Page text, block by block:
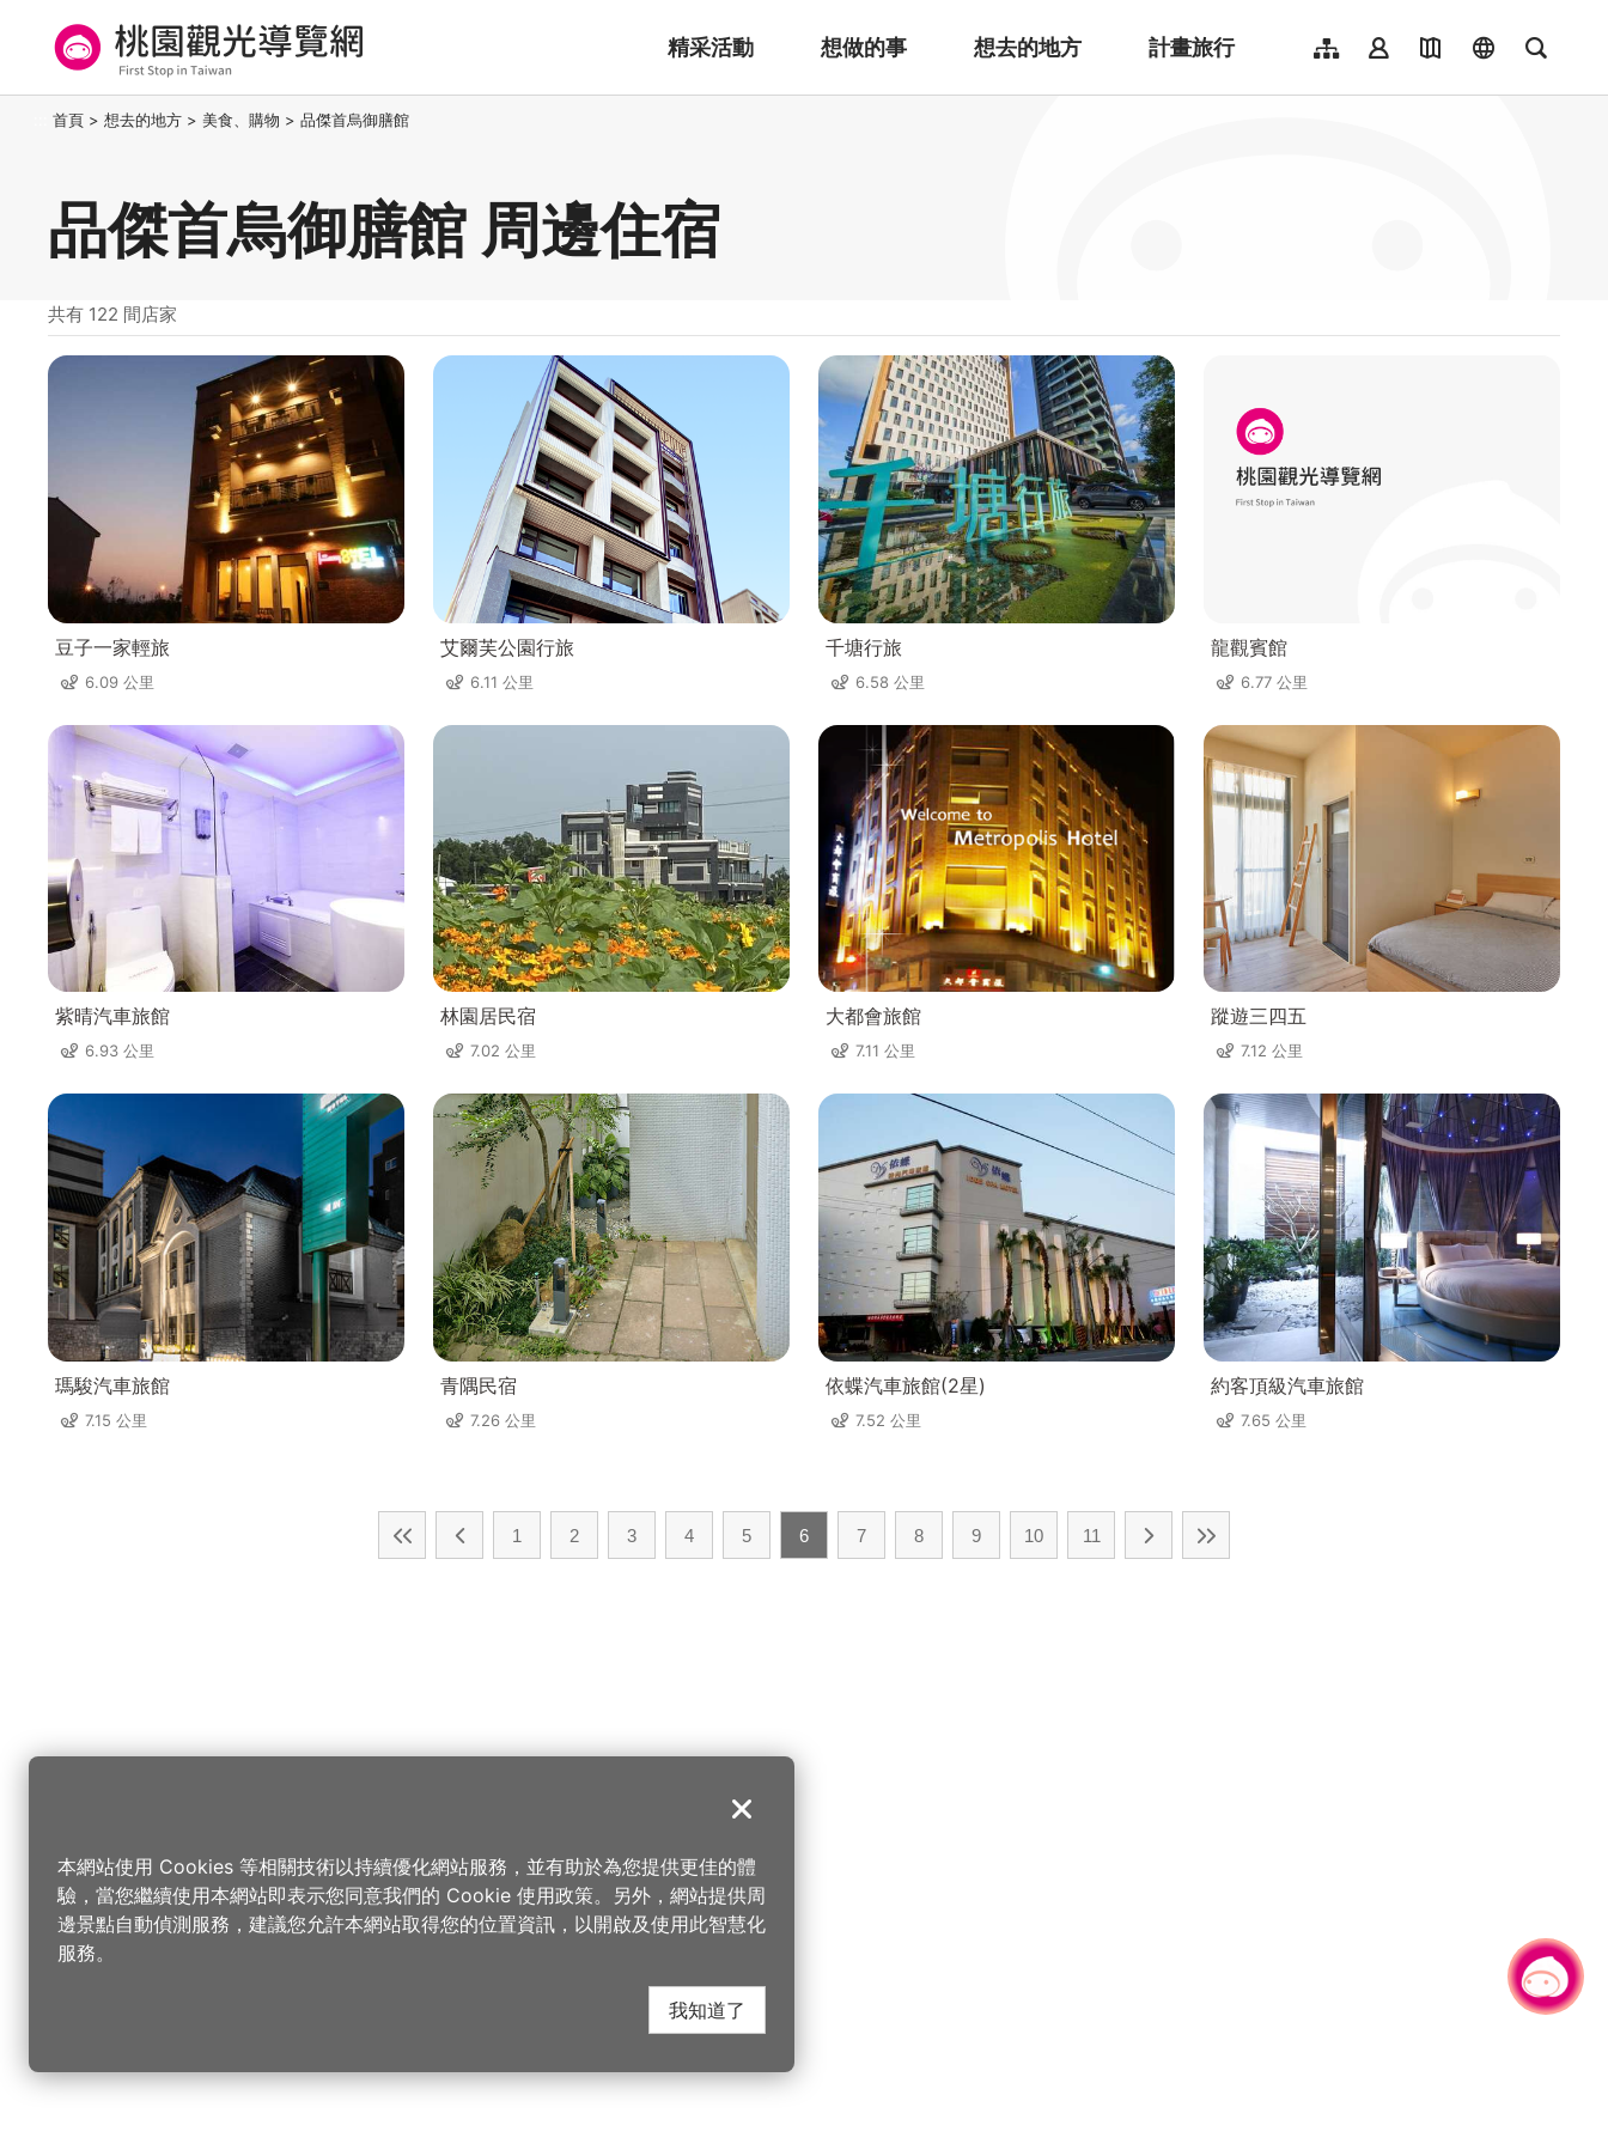
要
桃園觀光導覽網
精采活動 想做的事 想去的地方 計畫旅行
網站導覽會員登入地圖導覽language
Người việt nam
全文檢
首頁 > 想去的地方 > 美食、購物 > 品傑首烏御膳館
品傑首烏御膳館 周邊住宿
共有 122 間店家
豆子一家輕旅
6.09 公里
艾爾芙公園行旅
6.11 公里
千塘行旅
6.58 公里
龍觀賓館
6.77 公里
紫晴汽車旅館
6.93 公里
林園居民宿
7.02 公里
大都會旅館
7.11 公里
蹤遊三四五
7.12 公里
瑪駿汽車旅館
7.15 公里
青隅民宿
7.26 公里
依蝶汽車旅館(2星)
7.52 公里
約客頂級汽車旅館
7.65 公里
1 2 3 4 5 6 7 8 9 10 11
關閉
本網站使用 Cookies 等相關技術以持續優化網站服務，並有助於為您提供更佳的體
驗，當您繼續使用本網站即表示您同意我們的 Cookie 使用政策。另外，網站提供周
邊景點自動偵測服務，建議您允許本網站取得您的位置資訊，以開啟及使用此智慧化
服務。
我知道了